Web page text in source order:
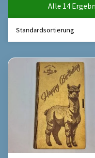
Alle 14